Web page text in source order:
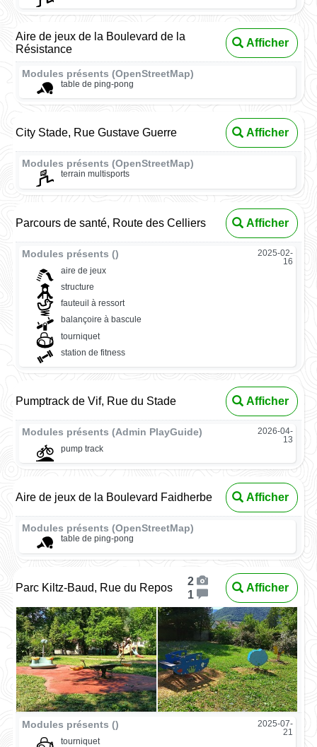
Aire de jeux de la Boulevard de la
Résistance
Afficher
Modules présents (OpenStreetMap)
table de ping-pong
City Stade, Rue Gustave Guerre Afficher
Modules présents (OpenStreetMap)
terrain multisports
Parcours de santé, Route des Celliers Afficher
Modules présents ()
2025-02-
16
aire de jeux
structure
fauteuil à ressort
balançoire à bascule
tourniquet
station de fitness
Pumptrack de Vif, Rue du Stade Afficher
Modules présents (Admin PlayGuide)
2026-04-
13
pump track
Aire de jeux de la Boulevard Faidherbe Afficher
Modules présents (OpenStreetMap)
table de ping-pong
Parc Kiltz-Baud, Rue du Repos
2
1
Afficher
Modules présents ()
2025-07-
21
tourniquet